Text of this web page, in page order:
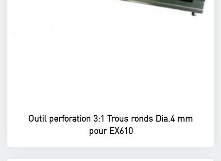
Outil perforation 3:1 Trous ronds Dia.4 mm
pour EX610